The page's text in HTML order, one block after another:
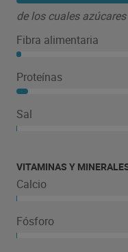
de los cuales azúcares
Fibra alimentaria
Proteínas
Sal
VITAMINAS Y
Calcio
Fósforo